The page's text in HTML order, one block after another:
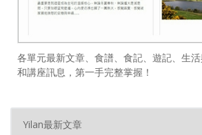
各單元最新文章、食譜、食記、遊記、生
和講座訊息，第一手完整掌握！